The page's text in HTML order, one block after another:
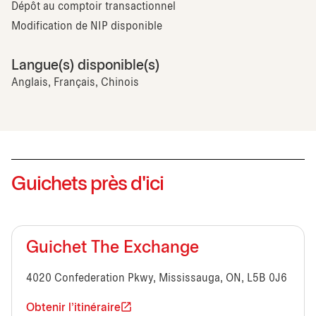
Dépôt au comptoir transactionnel
Modification de NIP disponible
Langue(s) disponible(s)
Anglais, Français, Chinois
Guichets près d'ici
Guichet The Exchange
4020 Confederation Pkwy, Mississauga, ON, L5B 0J6
Obtenir l'itinéraire